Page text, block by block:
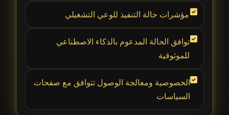
مؤشرات حالة التنفيذ للوعي التشغيلي
توافق الحالة المدعوم بالذكاء الاصطناعي
للموثوقية
الخصوصية ومعالجة الوصول تتوافق مع صفحات
السياسات